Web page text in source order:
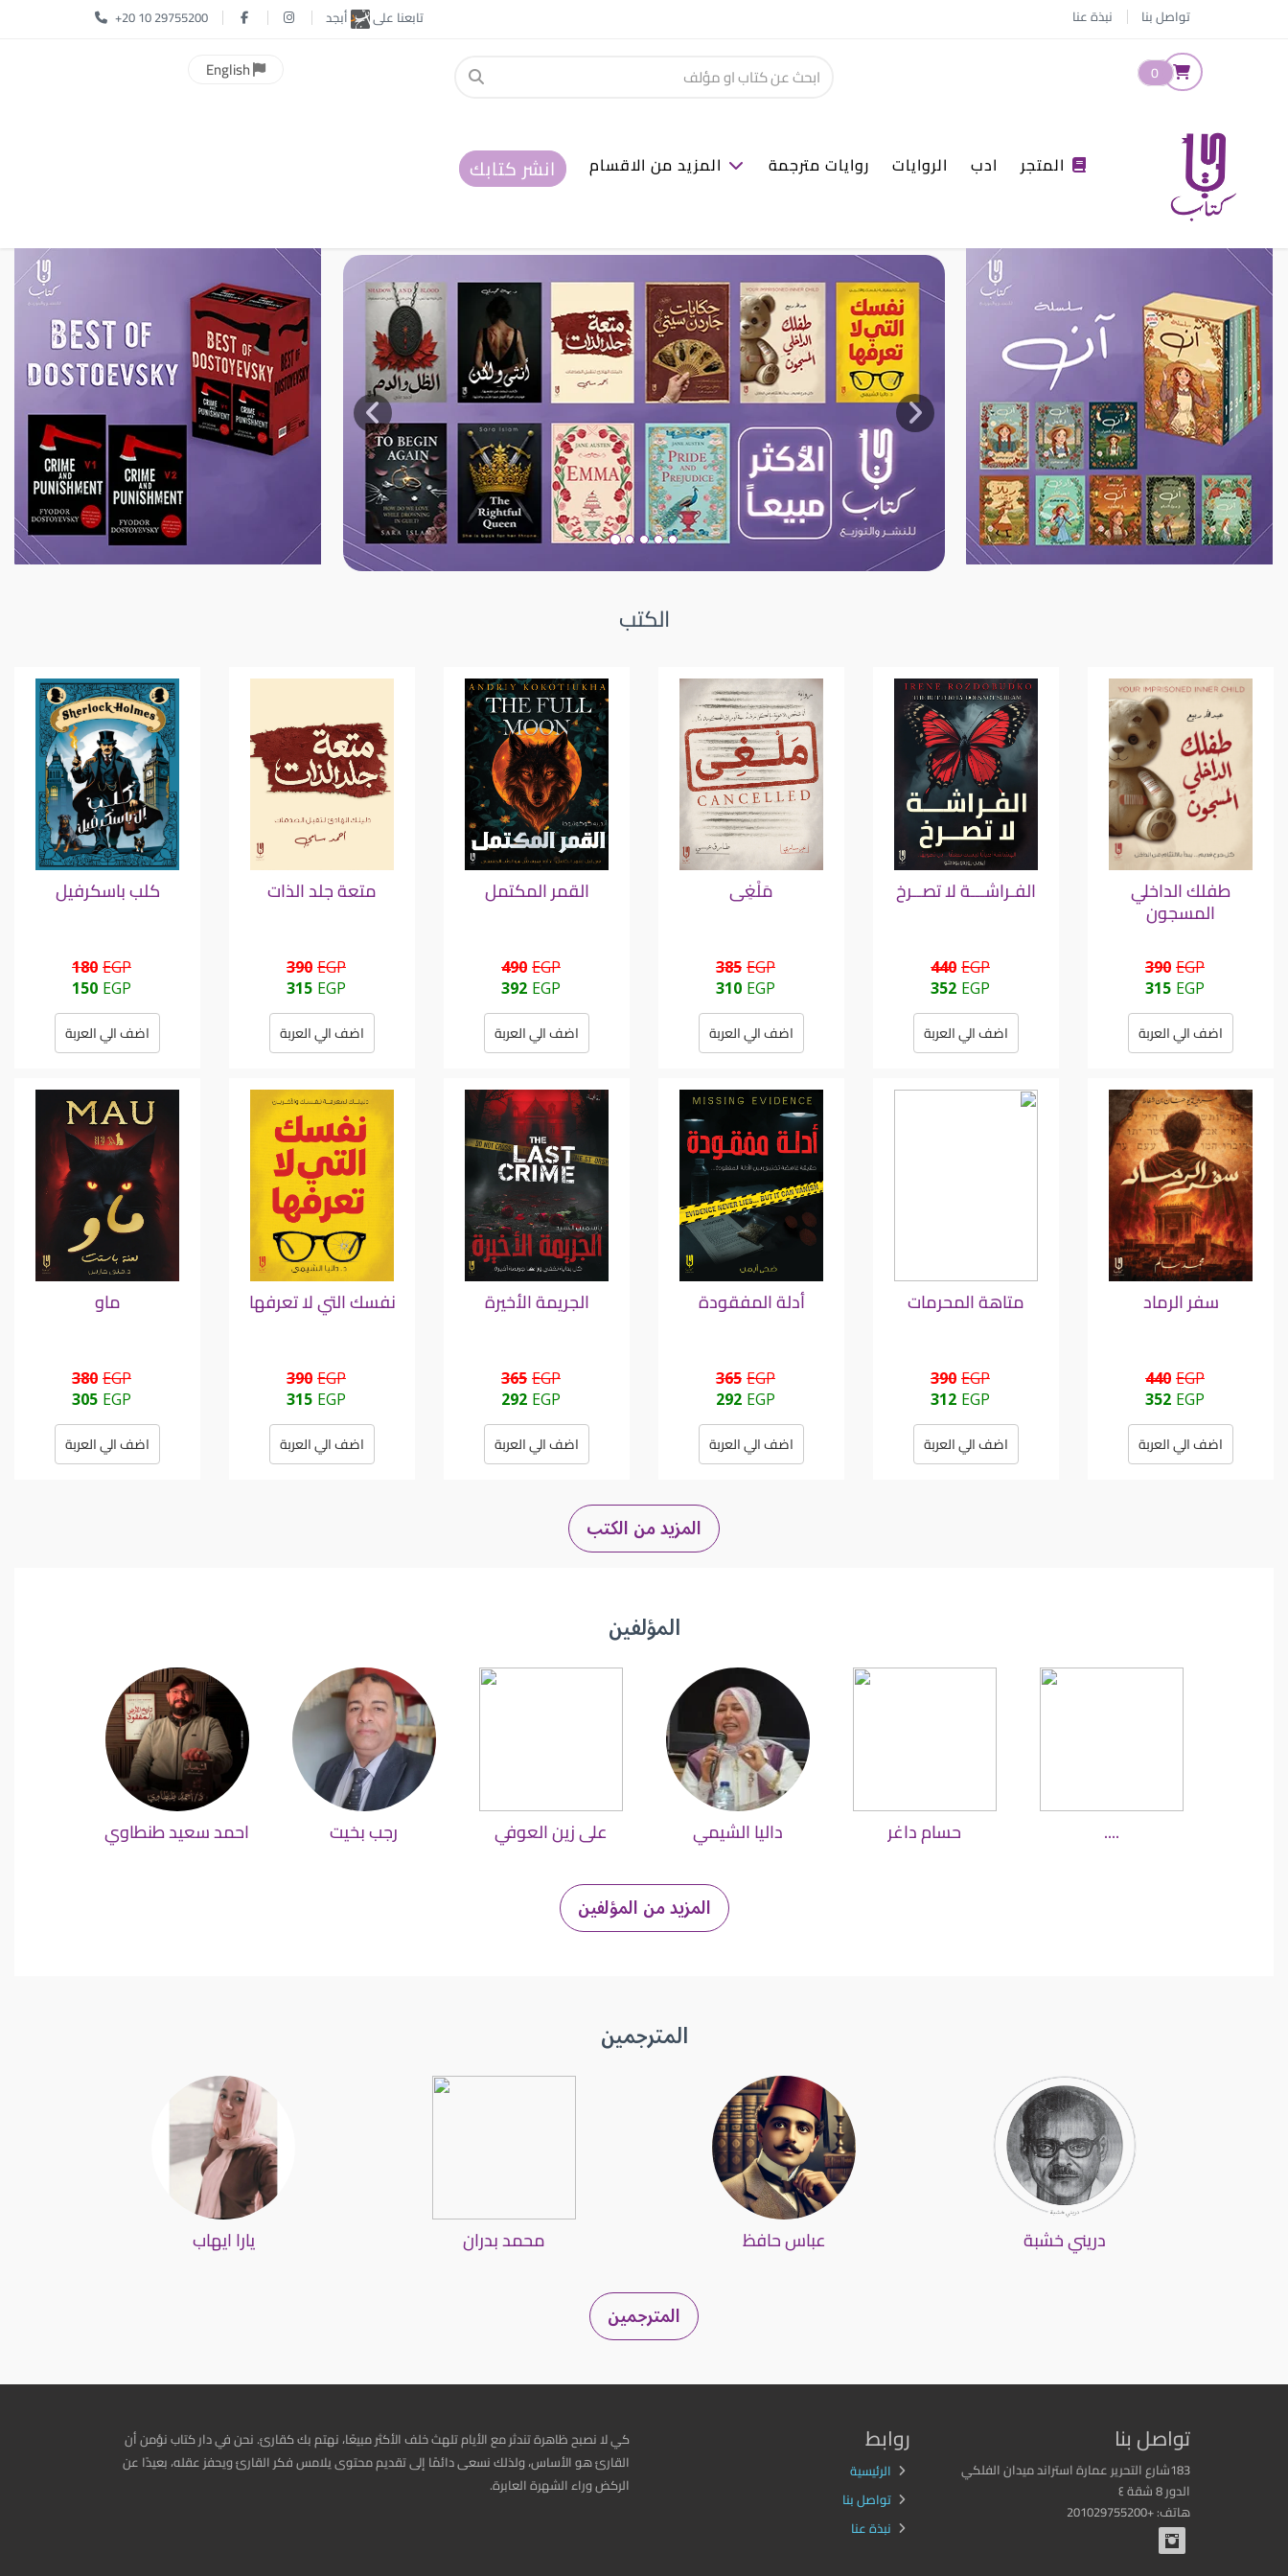
+20 10 29755200 تابعنا على أبجد نبذة عنا تواصل بنا
English 0
ادب الروايات روايات مترجمة انشر كتابك
الكتب
كلب باسكرفيل
EGP
180
EGP
150
اضف الي العربة
متعة جلد الذات
EGP
390
EGP
315
اضف الي العربة
القمر المكتمل
EGP
490
EGP
392
اضف الي العربة
مَلْغِى
EGP
385
EGP
310
اضف الي العربة
الفـراشـــة لا تصــرخ
EGP
440
EGP
352
اضف الي العربة
طفلك الداخلي
المسجون
EGP
390
EGP
315
اضف الي العربة
ماو
EGP
380
EGP
305
اضف الي العربة
نفسك التي لا تعرفها
EGP
390
EGP
315
اضف الي العربة
الجريمة الأخيرة
EGP
365
EGP
292
اضف الي العربة
أدلة المفقودة
EGP
365
EGP
292
اضف الي العربة
متاهة المحرمات
EGP
390
EGP
312
اضف الي العربة
سفر الرماد
EGP
440
EGP
352
اضف الي العربة
المزيد من الكتب
المؤلفين
احمد سعيد طنطاوي رجب بخيت على زين العوفي داليا الشيمي حسام داغر ....
المزيد من المؤلفين
المترجمين
يارا ايهاب محمد بدران عباس حافظ دريني خشبة
المترجمين
كي لا نصبح ظاهرة تندثر مع الأيام تلهث خلف الأكثر مبيعًا، نهتم بك كقارئ. نحن في دار كتاب نؤمن أن
القارئ هو الأساس، ولذلك نسعى دائمًا إلى تقديم محتوى يلامس فكر القارئ ويحفز عقله، بعيدًا عن
الركض وراء الشهرة العابرة.
روابط
الرئيسية
تواصل بنا
نبذة عنا
تواصل بنا
183شارع التحرير عمارة استراند ميدان الفلكي
الدور 8 شقة ٤
هاتف: +201029755200